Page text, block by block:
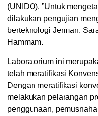
(UNIDO). ”Untuk
dilakukan pengujian
berteknologi Jerman.
Hammam.
Laboratorium ini
telah meratifikasi
Dengan meratifikasi
melakukan pelarangan
penggunaan,